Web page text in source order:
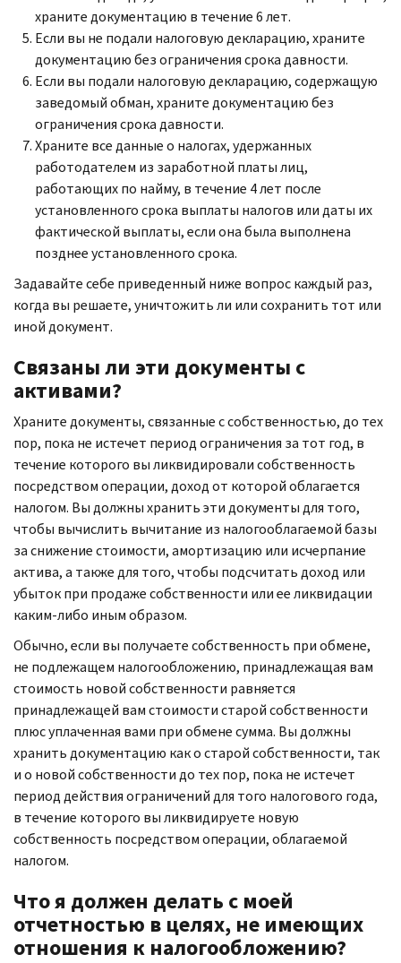
храните документацию в течение 6 лет.
Если вы не подали налоговую декларацию, храните
документацию без ограничения срока давности.
Если вы подали налоговую декларацию, содержащую
заведомый обман, храните документацию без
ограничения срока давности.
Храните все данные о налогах, удержанных
работодателем из заработной платы лиц,
работающих по найму, в течение 4 лет после
установленного срока выплаты налогов или даты их
фактической выплаты, если она была выполнена
позднее установленного срока.
Задавайте себе приведенный ниже вопрос каждый раз,
когда вы решаете, уничтожить ли или сохранить тот или
иной документ.
Связаны ли эти документы с
активами?
Храните документы, связанные с собственностью, до тех
пор, пока не истечет период ограничения за тот год, в
течение которого вы ликвидировали собственность
посредством операции, доход от которой облагается
налогом. Вы должны хранить эти документы для того,
чтобы вычислить вычитание из налогооблагаемой базы
за снижение стоимости, амортизацию или исчерпание
актива, а также для того, чтобы подсчитать доход или
убыток при продаже собственности или ее ликвидации
каким-либо иным образом.
Обычно, если вы получаете собственность при обмене,
не подлежащем налогообложению, принадлежащая вам
стоимость новой собственности равняется
принадлежащей вам стоимости старой собственности
плюс уплаченная вами при обмене сумма. Вы должны
хранить документацию как о старой собственности, так
и о новой собственности до тех пор, пока не истечет
период действия ограничений для того налогового года,
в течение которого вы ликвидируете новую
собственность посредством операции, облагаемой
налогом.
Что я должен делать с моей
отчетностью в целях, не имеющих
отношения к налогообложению?